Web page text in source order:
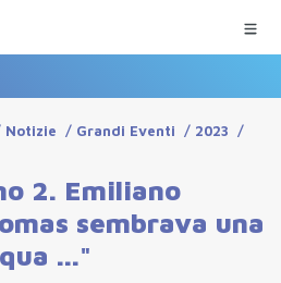
Notizie / Grandi Eventi / 2023 /
2. Emiliano
sembrava una
..."